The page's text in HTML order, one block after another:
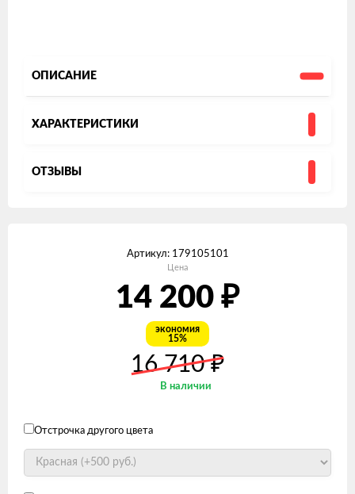
ОПИСАНИЕ
ХАРАКТЕРИСТИКИ
ОТЗЫВЫ
Артикул: 179105101
Цена
14 200 ₽
экономия
15%
16 710₽
В наличии
Отстрочка другого цвета